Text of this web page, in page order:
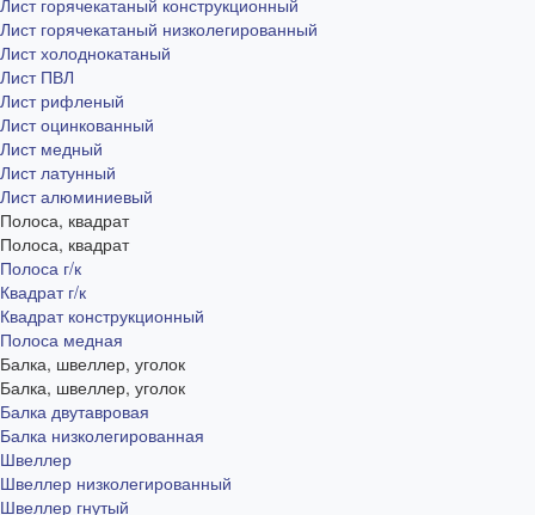
Лист горячекатаный конструкционный
Лист горячекатаный низколегированный
Лист холоднокатаный
Лист ПВЛ
Лист рифленый
Лист оцинкованный
Лист медный
Лист латунный
Лист алюминиевый
Полоса, квадрат
Полоса, квадрат
Полоса г/к
Квадрат г/к
Квадрат конструкционный
Полоса медная
Балка, швеллер, уголок
Балка, швеллер, уголок
Балка двутавровая
Балка низколегированная
Швеллер
Швеллер низколегированный
Швеллер гнутый